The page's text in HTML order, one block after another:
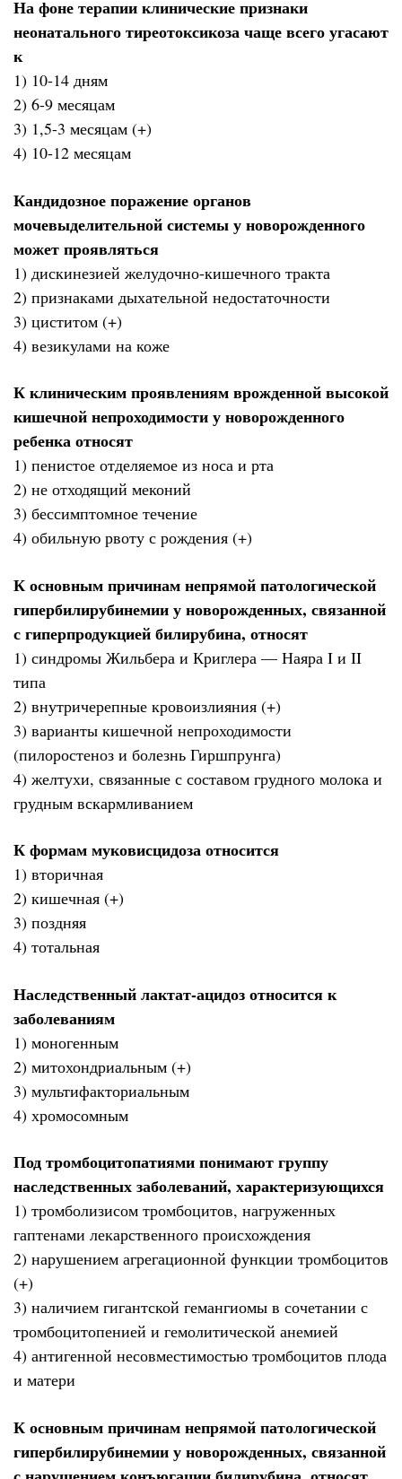
На фоне терапии клинические признаки
неонатального тиреотоксикоза чаще всего угасают
к
1) 10-14 дням
2) 6-9 месяцам
3) 1,5-3 месяцам (+)
4) 10-12 месяцам
Кандидозное поражение органов
мочевыделительной системы у новорожденного
может проявляться
1) дискинезией желудочно-кишечного тракта
2) признаками дыхательной недостаточности
3) циститом (+)
4) везикулами на коже
К клиническим проявлениям врожденной высокой
кишечной непроходимости у новорожденного
ребенка относят
1) пенистое отделяемое из носа и рта
2) не отходящий меконий
3) бессимптомное течение
4) обильную рвоту с рождения (+)
К основным причинам непрямой патологической
гипербилирубинемии у новорожденных, связанной
с гиперпродукцией билирубина, относят
1) синдромы Жильбера и Криглера — Наяра I и II
типа
2) внутричерепные кровоизлияния (+)
3) варианты кишечной непроходимости
(пилоростеноз и болезнь Гиршпрунга)
4) желтухи, связанные с составом грудного молока и
грудным вскармливанием
К формам муковисцидоза относится
1) вторичная
2) кишечная (+)
3) поздняя
4) тотальная
Наследственный лактат-ацидоз относится к
заболеваниям
1) моногенным
2) митохондриальным (+)
3) мультифакториальным
4) хромосомным
Под тромбоцитопатиями понимают группу
наследственных заболеваний, характеризующихся
1) тромболизисом тромбоцитов, нагруженных
гаптенами лекарственного происхождения
2) нарушением агрегационной функции тромбоцитов
(+)
3) наличием гигантской гемангиомы в сочетании с
тромбоцитопенией и гемолитической анемией
4) антигенной несовместимостью тромбоцитов плода
и матери
К основным причинам непрямой патологической
гипербилирубинемии у новорожденных, связанной